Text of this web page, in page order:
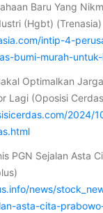
Baru Yang
(Hgbt) (Trenasia)
intip-4-
bumi-murah-
Optimalkan
Lagi (Oposisi
2024/
PGN Sejalan Asta
news/
asta-cita-